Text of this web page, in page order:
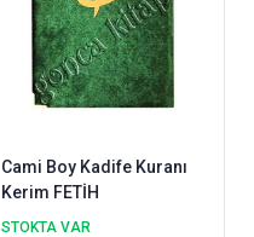
Cami Boy Kadife Kuranı
Kerim FETİH
STOKTA VAR